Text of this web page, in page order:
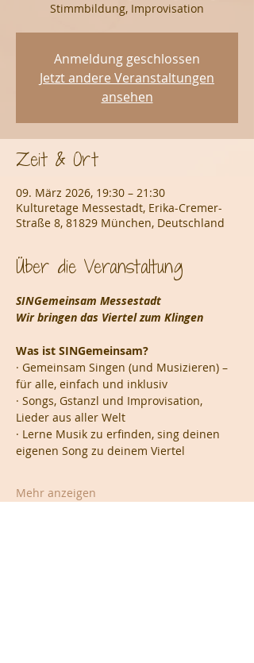
Stimmbildung, Improvisation
Anmeldung geschlossen
Jetzt andere Veranstaltungen
ansehen
Zeit & Ort
09. März 2026, 19:30 – 21:30
Kulturetage Messestadt, Erika-Cremer-
Straße 8, 81829 München, Deutschland
Über die Veranstaltung
SINGemeinsam Messestadt
Wir bringen das Viertel zum Klingen
Was ist SINGemeinsam?
· Gemeinsam Singen (und Musizieren) –
für alle, einfach und inklusiv
· Songs, Gstanzl und Improvisation,
Lieder aus aller Welt
· Lerne Musik zu erfinden, sing deinen
eigenen Song zu deinem Viertel
Mehr anzeigen